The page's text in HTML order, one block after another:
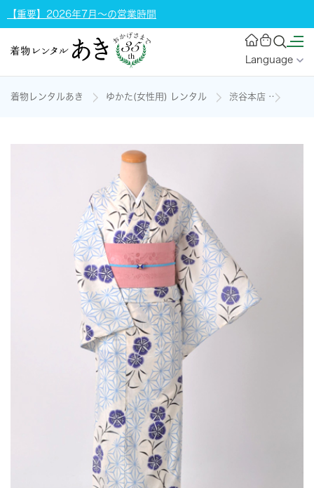
【重要】2026年7月～の営業時間
Language
着物レンタルあき ゆかた(女性用) レンタル 渋谷本店